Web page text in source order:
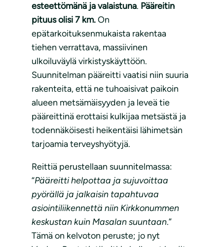
esteettömänä ja valaistuna. Pääreitin
pituus olisi 7 km.On
epätarkoituksenmukaista rakentaa
tiehen verrattava, massiivinen
ulkoiluväylä virkistyskäyttöön.
Suunnitelman pääreitti vaatisi niin suuria
rakenteita, että ne tuhoaisivat paikoin
alueen metsämäisyyden ja leveä tie
pääreittinä erottaisi kulkijaa metsästä ja
todennäköisesti heikentäisi lähimetsän
tarjoamia terveyshyötyjä.
Reittiä perustellaan suunnitelmassa:
“Pääreitti helpottaa ja sujuvoittaa
pyörällä ja jalkaisin tapahtuvaa
asiointiliikennettä niin Kirkkonummen
keskustan kuin Masalan suuntaan.”
Tämä on kelvoton peruste; jo nyt